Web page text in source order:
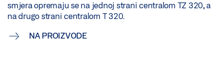
smjera opremaju se na jednoj strani centralom TZ 320, a
na drugo strani centralom T 320.
NA PROIZVODE